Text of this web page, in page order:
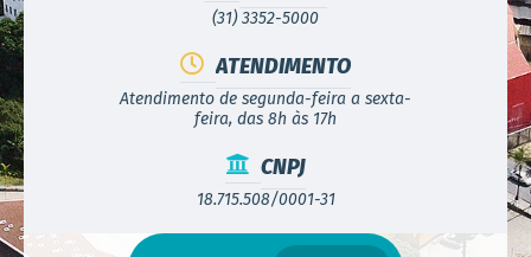
(31) 3352-5000
ATENDIMENTO
Atendimento de segunda-feira a sexta-
feira, das 8h às 17h
CNPJ
18.715.508/0001-31